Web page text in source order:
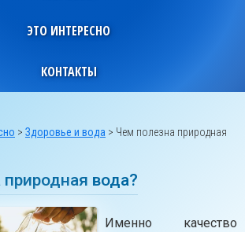
ЭТО ИНТЕРЕСНО
КОНТАКТЫ
> Здоровье и вода > Чем полезна природная
вода?
Именно качество